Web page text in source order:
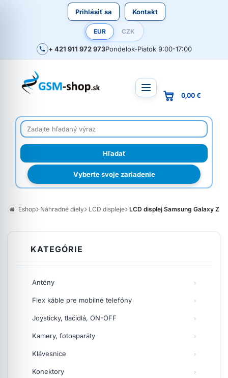
Prihlásiť sa Kontakt
EUR CZK
+ 421 911 972 973Pondelok-Piatok 9:00-17:00
Vyberte svoje zariadenie
0,00 €
Eshop Náhradné diely LCD displeje LCD displej Samsung Galaxy Z
KATEGÓRIE
Antény
Flex káble pre mobilné telefóny
Joysticky, tlačidlá, ON-OFF
Kamery, fotoaparáty
Klávesnice
Konektory